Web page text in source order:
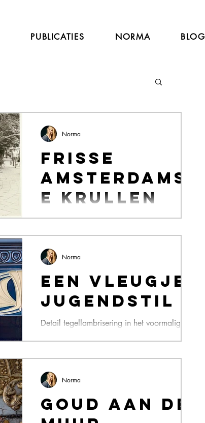
PUBLICATIES NORMA BLOG
Frisse
Amsterdams
e krullen
Als kind kreeg ik ooit een kwartet over mijn
Mokumse...
Norma
Een vleugje
Jugendstil
Detail tegellambrisering in het voormalig
Style...
Norma
Goud aan de
Norma